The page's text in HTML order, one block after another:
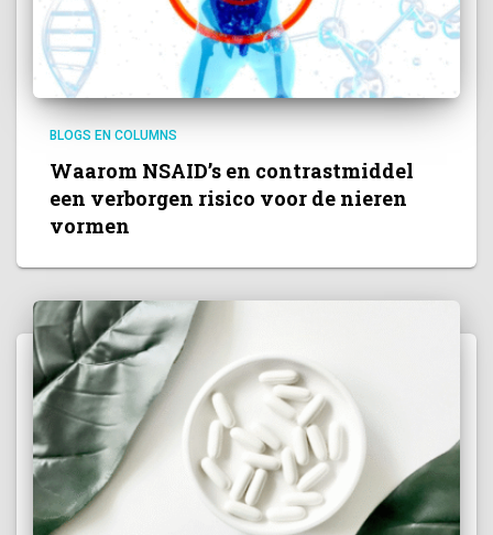
BLOGS EN COLUMNS
Waarom NSAID’s en contrastmiddel
een verborgen risico voor de nieren
vormen